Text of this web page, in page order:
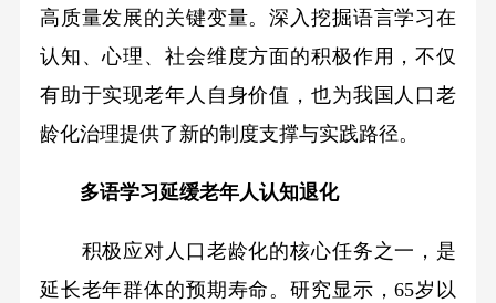
高质量发展的关键变量。深入挖掘语言学习在
认知、心理、社会维度方面的积极作用，不仅
有助于实现老年人自身价值，也为我国人口老
龄化治理提供了新的制度支撑与实践路径。
多语学习延缓老年人认知退化
积极应对人口老龄化的核心任务之一，是
延长老年群体的预期寿命。研究显示，65岁以